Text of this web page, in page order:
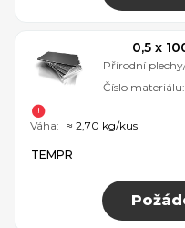
0,5 x
Přírodní
Číslo materiálu:
TEMPR
Váha: ≈ 2,70 kg/kus